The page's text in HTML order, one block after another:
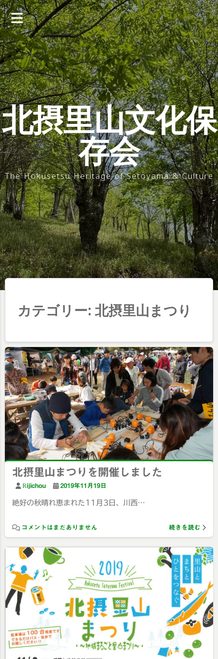
コ
ン
テ
ン
ツ
へ
ス
キ
ッ
プ
北摂里山文化保
存会
The Hokusetsu Heritage of Setoyama & Culture
カテゴリー: 北摂里山まつり
北摂里山まつりを開催しました
Rijichou 2019年11月19日
絶好の秋晴れ恵まれた11月3日、川西…
コメントはまだありません 続きを読む